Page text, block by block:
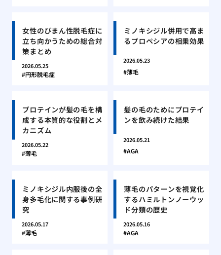
女性のびまん性脱毛症に
立ち向かうための総合対
策まとめ
2026.05.25
円形脱毛症
ミノキシジル併用で高ま
るプロペシアの相乗効果
2026.05.23
薄毛
プロテインが髪の毛を構
成する本質的な役割とメ
カニズム
2026.05.22
薄毛
髪の毛のためにプロテイ
ンを飲み続けた結果
2026.05.21
AGA
ミノキシジル内服後の全
身多毛化に関する事例研
究
2026.05.17
薄毛
薄毛のパターンを視覚化
するハミルトンノーウッ
ド分類の歴史
2026.05.16
AGA